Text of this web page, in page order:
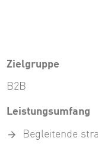
Zielgruppe
B2B
Leistungsumfang
Begleitende